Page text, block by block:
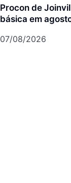
Procon de
básica em
07/08/2026